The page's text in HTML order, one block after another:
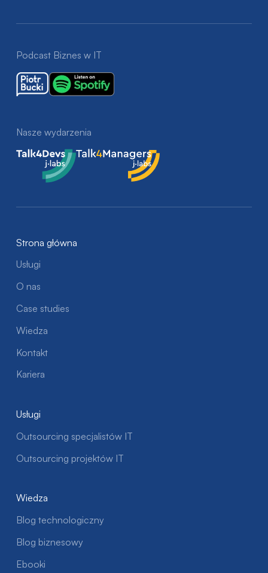
Podcast Biznes w IT
Nasze wydarzenia
Talk4Devs
Talk4Managers
Strona główna
Usługi
O nas
Case studies
Wiedza
Kontakt
Kariera
Usługi
Outsourcing specjalistów IT
Outsourcing projektów IT
Wiedza
Blog technologiczny
Blog biznesowy
Ebooki